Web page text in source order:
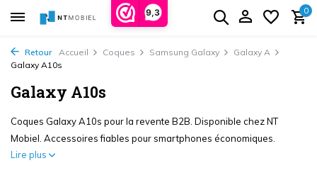
9,3 0
Retour Accueil Coques Samsung Galaxy
Galaxy A
Galaxy A10s
Galaxy A10s
Coques Galaxy A10s pour la revente B2B. Disponible chez NT
Mobiel. Accessoires fiables pour smartphones économiques.
Lire plus